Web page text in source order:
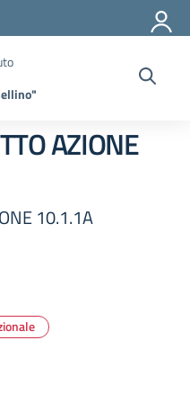
AZIONE
10.1.1A